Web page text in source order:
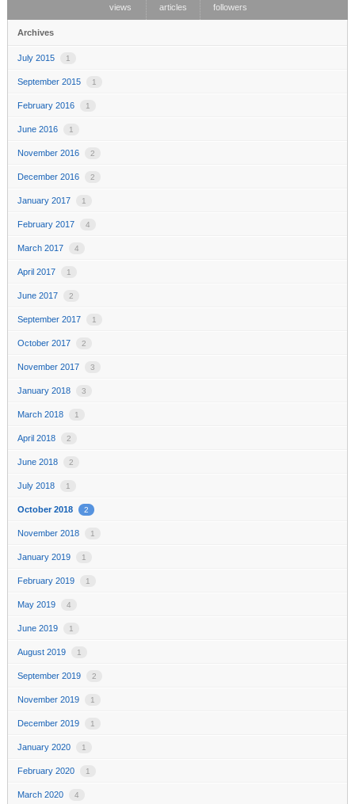
views articles followers
Archives
July 2015 1
September 2015 1
February 2016 1
June 2016 1
November 2016 2
December 2016 2
January 2017 1
February 2017 4
March 2017 4
April 2017 1
June 2017 2
September 2017 1
October 2017 2
November 2017 3
January 2018 3
March 2018 1
April 2018 2
June 2018 2
July 2018 1
October 2018 2
November 2018 1
January 2019 1
February 2019 1
May 2019 4
June 2019 1
August 2019 1
September 2019 2
November 2019 1
December 2019 1
January 2020 1
February 2020 1
March 2020 4